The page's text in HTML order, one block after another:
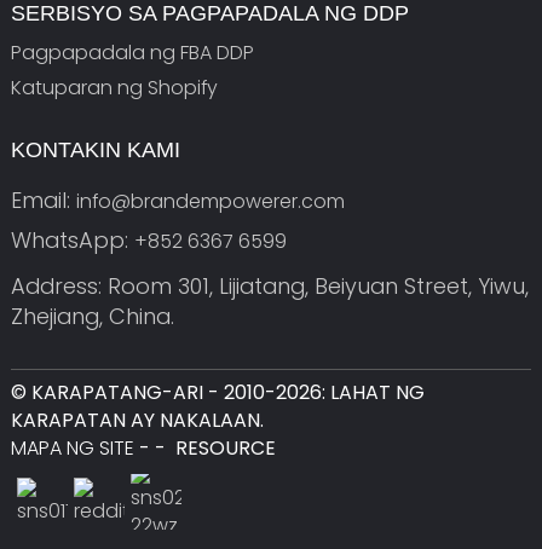
SERBISYO SA PAGPAPADALA NG DDP
Pagpapadala ng FBA DDP
Katuparan ng Shopify
KONTAKIN KAMI
Email: info@brandempowerer.com
WhatsApp: +852 6367 6599
Address: Room 301, Lijiatang, Beiyuan Street, Yiwu,
Zhejiang, China.
© KARAPATANG-ARI - 2010-2026: LAHAT NG
KARAPATAN AY NAKALAAN.
MAPA NG SITE - - RESOURCE